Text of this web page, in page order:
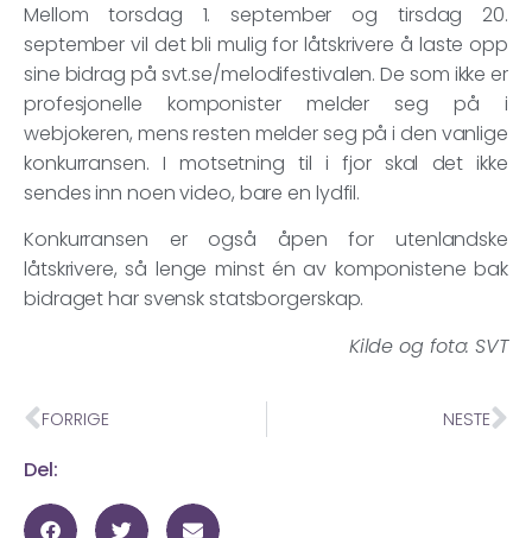
Mellom torsdag 1. september og tirsdag 20.
september vil det bli mulig for låtskrivere å laste opp
sine bidrag på svt.se/melodifestivalen. De som ikke er
profesjonelle komponister melder seg på i
webjokeren, mens resten melder seg på i den vanlige
konkurransen. I motsetning til i fjor skal det ikke
sendes inn noen video, bare en lydfil.
Konkurransen er også åpen for utenlandske
låtskrivere, så lenge minst én av komponistene bak
bidraget har svensk statsborgerskap.
Kilde og foto: SVT
FORRIGE NESTE
Del: